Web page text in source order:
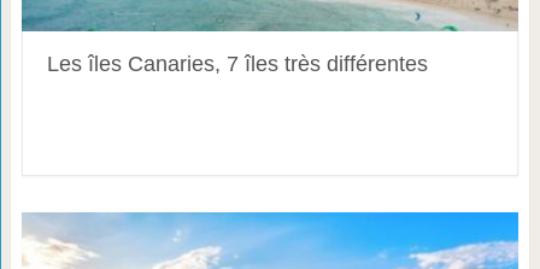
Les îles Canaries, 7 îles très différentes